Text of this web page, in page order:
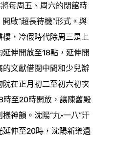
每周五、周六的閉館時
啟“超長待機”形式。與
，冷假時代除周三是上
伸開放至18點，延伸開
文獻借閱中間和少兒辦
在正月初二至初六初次
時至20時開放，讓陳舊殿
神韻。沈陽“九·一八”汗
延伸至20時，沈陽新樂遺